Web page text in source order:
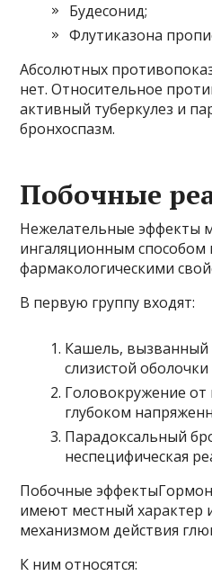
Будесонид;
Флутиказона
Абсолютных
нет. Относительное
активный туберкулез и
бронхоспазм.
Побочные
Нежелательные эффекты
ингаляционным способом
фармакологическими
В первую группу входят:
Кашель,
слизистой
Головокружение
глубоком
Парадоксальный
неспецифическая
Побочные
имеют местный характер
механизмом действия
К ним относятся: